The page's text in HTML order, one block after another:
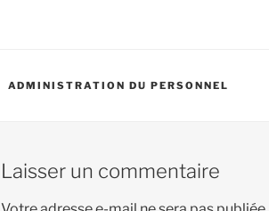
CATÉGORIES
ADMINISTRATION DU PERSONNEL
Laisser un commentaire